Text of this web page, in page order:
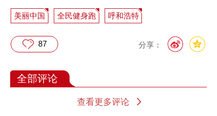
美丽中国 全民健身跑 呼和浩特
分享：
87
全部评论
查看更多评论